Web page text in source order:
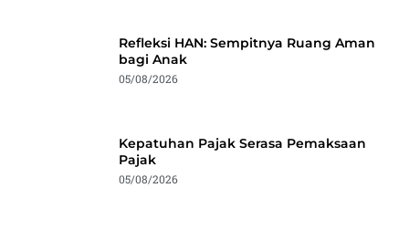
Refleksi HAN: Sempitnya Ruang Aman
bagi Anak
05/08/2026
Kepatuhan Pajak Serasa Pemaksaan
Pajak
05/08/2026